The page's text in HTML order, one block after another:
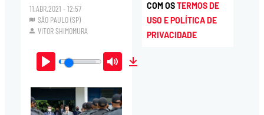
11.ABR.2021 - 12:57
SÃO PAULO (SP)
VITOR SHIMOMURA
Play Mute
COM OSTERMOS DE
USO E POLÍTICA DE
PRIVACIDADE